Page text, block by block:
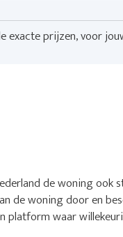
exacte prijzen, voor
de woning
de woning door en
waar